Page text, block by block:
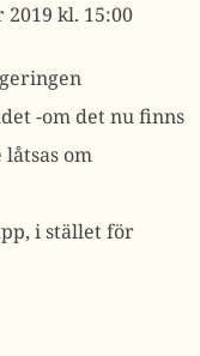
2019 kl. 15:00
-om det nu finns
om
i stället för